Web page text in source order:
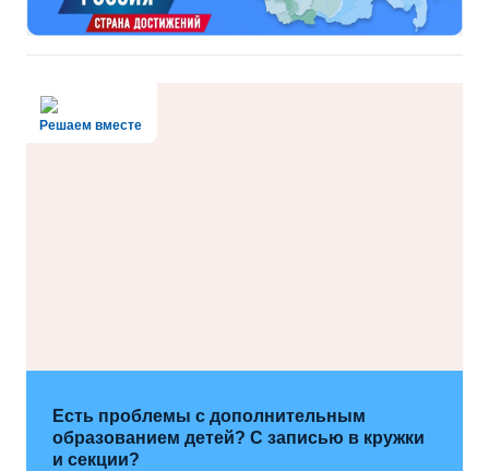
Решаем вместе
Есть проблемы с дополнительным
образованием детей? С записью в кружки
и секции?